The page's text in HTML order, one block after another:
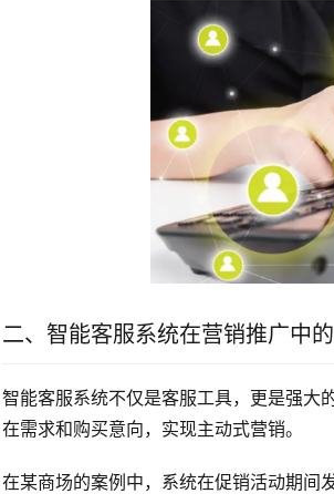
二、智能客服系统在营销推广中
智能客服系统不仅是客服工具，更是强大
在需求和购买意向，实现主动式营销。
在某商场的案例中，系统在促销活动期间